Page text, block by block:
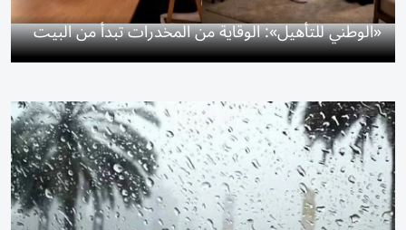
«الوطني للتأهيل»: الوقاية من المخدرات تبدأ من البيت